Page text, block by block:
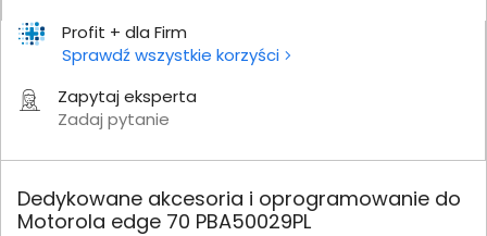
Profit + dla Firm
Sprawdź wszystkie korzyści
Zapytaj eksperta
Zadaj pytanie
Dedykowane akcesoria i oprogramowanie do
Motorola edge 70 PBA50029PL